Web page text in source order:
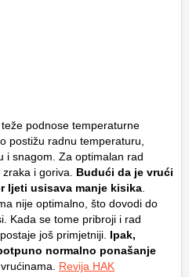
podnose temperaturne
postižu radnu temperaturu,
i snagom. Za optimalan rad
i goriva. Budući da je vrući
ljeti usisava manje kisika
nije optimalno, što dovodi do
Kada se tome pribroji i rad
još primjetniji. Ipak,
normalno ponašanje
Revija HAK